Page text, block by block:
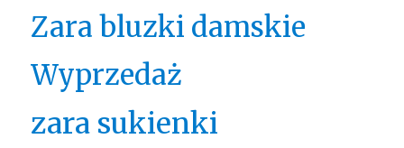
Zara bluzki damskie
Wyprzedaż
zara sukienki